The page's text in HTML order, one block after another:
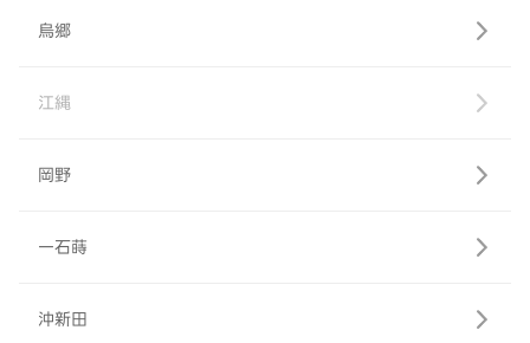
烏郷
江縄
岡野
一石蒔
沖新田